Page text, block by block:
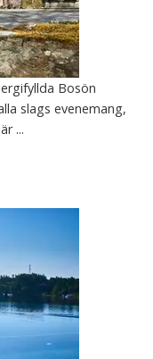
Bosön
slags evenemang,
...